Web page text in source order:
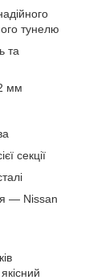
тунелю
та
мм
секції
— Nissan